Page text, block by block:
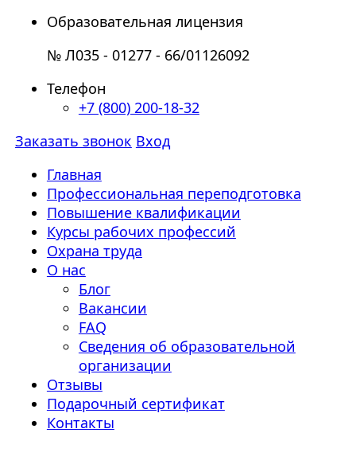
Образовательная лицензия
№ Л035 - 01277 - 66/01126092
Телефон
+7 (800) 200-18-32
Заказать звонок Вход
Главная
Профессиональная переподготовка
Повышение квалификации
Курсы рабочих профессий
Охрана труда
О нас
Блог
Вакансии
FAQ
Сведения об образовательной
организации
Отзывы
Подарочный сертификат
Контакты